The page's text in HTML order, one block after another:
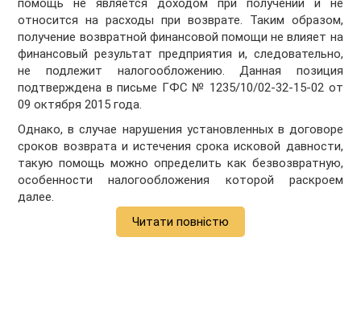
помощь не является доходом при получении и не
относится на расходы при возврате. Таким образом,
получение возвратной финансовой помощи не влияет на
финансовый результат предприятия и, следовательно,
не подлежит налогообложению. Данная позиция
подтверждена в письме ГФС № 1235/10/02-32-15-02 от
09 октября 2015 года.
Однако, в случае нарушения установленных в договоре
сроков возврата и истечения срока исковой давности,
такую помощь можно определить как безвозвратную,
особенности налогообложения которой раскроем
далее.
Читати повністю